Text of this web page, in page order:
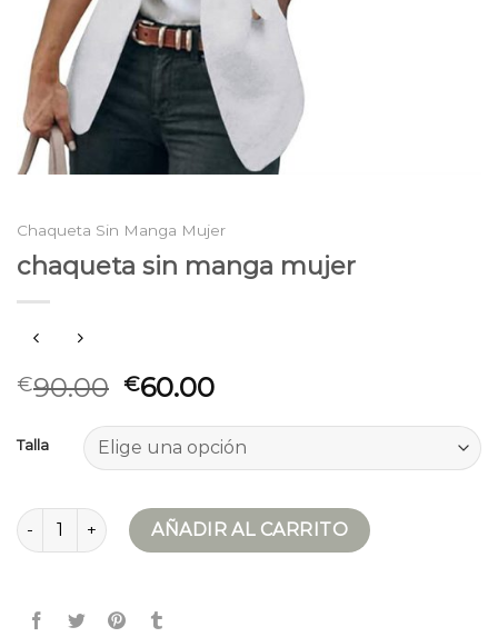
Chaqueta Sin Manga Mujer
chaqueta sin manga mujer
€90.00 €60.00
Talla
chaqueta sin manga mujer cantidad
AÑADIR AL CARRITO